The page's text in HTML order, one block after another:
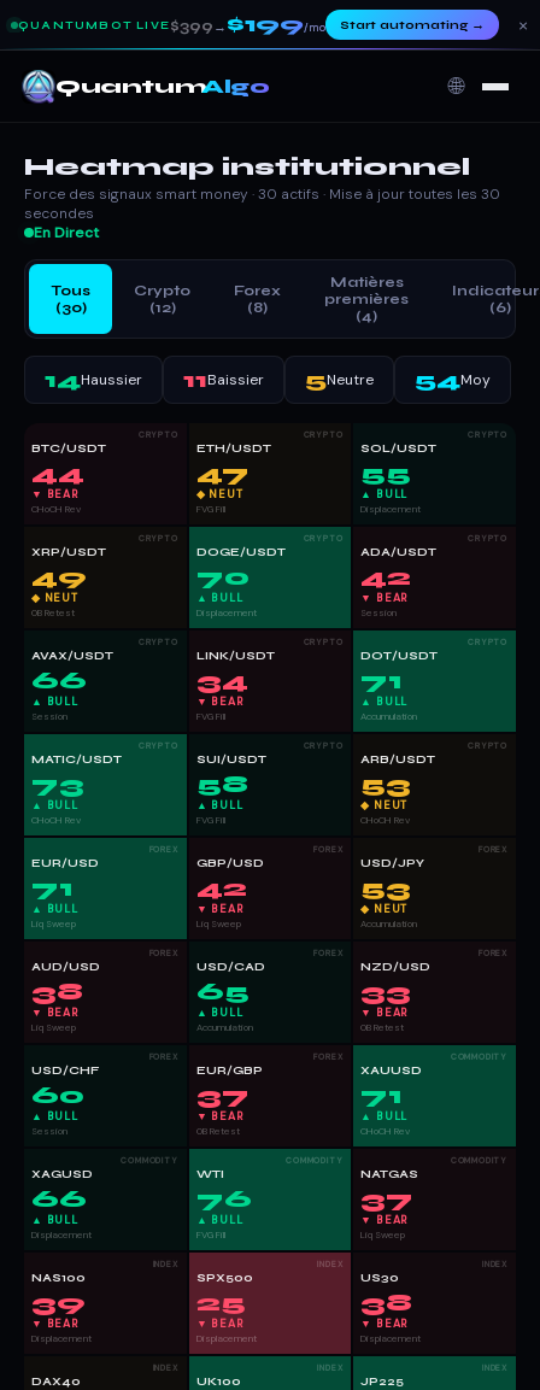
QUANTUMBOT LIVE $399 → $199/mo Start automating→ ×
QuantumAlgo 🌐
Heatmap institutionnel
Force des signaux smart money · 30 actifs · Mise à jour toutes les 30
secondes
En Direct
Tous
(30)
Crypto
(12)
Forex
(8)
Matières
premières
(4)
(6)
14Haussier 11Baissier 5Neutre 54Moy
BTC/USDT
CRYPTO
44
▼ BEAR
CHoCH Rev
ETH/USDT
CRYPTO
47
◆ NEUT
FVG Fill
SOL/USDT
CRYPTO
55
▲ BULL
Displacement
XRP/USDT
CRYPTO
49
◆ NEUT
OB Retest
DOGE/USDT
CRYPTO
70
▲ BULL
Displacement
ADA/USDT
CRYPTO
42
▼ BEAR
Session
AVAX/USDT
CRYPTO
66
▲ BULL
Session
LINK/USDT
CRYPTO
34
▼ BEAR
FVG Fill
DOT/USDT
CRYPTO
71
▲ BULL
Accumulation
MATIC/USDT
CRYPTO
73
▲ BULL
CHoCH Rev
SUI/USDT
CRYPTO
58
▲ BULL
FVG Fill
ARB/USDT
CRYPTO
53
◆ NEUT
CHoCH Rev
EUR/USD
FOREX
71
▲ BULL
Liq Sweep
GBP/USD
FOREX
42
▼ BEAR
Liq Sweep
USD/JPY
FOREX
53
◆ NEUT
Accumulation
AUD/USD
FOREX
38
▼ BEAR
Liq Sweep
USD/CAD
FOREX
65
▲ BULL
Accumulation
NZD/USD
FOREX
33
▼ BEAR
OB Retest
USD/CHF
FOREX
60
▲ BULL
Session
EUR/GBP
FOREX
37
▼ BEAR
OB Retest
XAUUSD
COMMODITY
71
▲ BULL
CHoCH Rev
XAGUSD
COMMODITY
66
▲ BULL
Displacement
WTI
COMMODITY
76
▲ BULL
FVG Fill
NATGAS
COMMODITY
37
▼ BEAR
Liq Sweep
NAS100
INDEX
39
▼ BEAR
Displacement
SPX500
INDEX
25
▼ BEAR
Displacement
US30
INDEX
38
▼ BEAR
Displacement
DAX40
INDEX
UK100
INDEX
JP225
INDEX